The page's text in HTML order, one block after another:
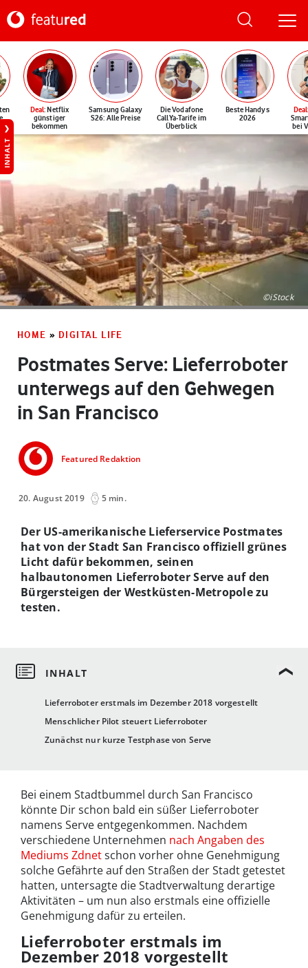
Deal: Netflix
günstiger
bekommen
Samsung Galaxy
S26: Alle Preise
Die Vodafone
CallYa-Tarife im
Überblick
Beste Handys
2026
Deal
bei
INHALT
©iStock
HOME » DIGITAL LIFE
Postmates Serve: Lieferroboter
unterwegs auf den Gehwegen
in San Francisco
Featured Redaktion
20. August 2019 5 min.
Lieferroboter erstmals im Dezember 2018 vorgestellt
Menschlicher Pilot steuert Lieferroboter
Zunächst nur kurze Testphase von Serve
Der US-amerikanische Lieferservice Postmates
hat von der Stadt San Francisco offiziell grünes
Licht dafür bekommen, seinen
halbautonomen Lieferroboter Serve auf den
Bürgersteigen der Westküsten-Metropole zu
testen.
Bei einem Stadtbummel durch San Francisco
könnte Dir schon bald ein süßer Lieferroboter
namens Serve entgegenkommen. Nachdem
verschiedene Unternehmen nach Angaben des
Mediums Zdnetschon vorher ohne Genehmigung
solche Gefährte auf den Straßen der Stadt getestet
hatten, untersagte die Stadtverwaltung derartige
Aktivitäten – um nun also erstmals eine offizielle
Genehmigung dafür zu erteilen.
Lieferroboter erstmals im
Dezember 2018 vorgestellt